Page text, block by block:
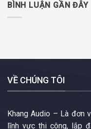
BÌNH LUẬN GẦN ĐÂY
VỀ CHÚNG TÔI
Khang Audio – Là đơn
lĩnh vực thi công, lắp